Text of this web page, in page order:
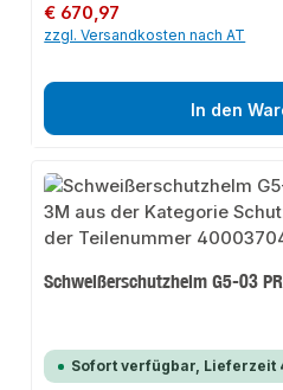
Regulärer Preis:
€ 670,97
zzgl. Versandkosten nach AT
In den
Schweißerschutzhelm G5-03
Sofort verfügbar, Lieferzeit